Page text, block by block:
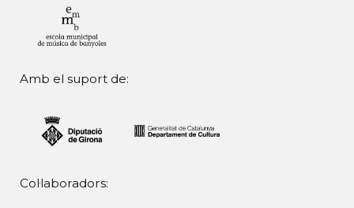
Amb el suport de:
Col·laboradors: